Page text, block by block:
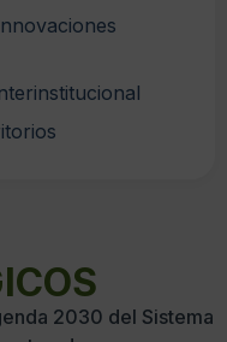
2030 del Sistema